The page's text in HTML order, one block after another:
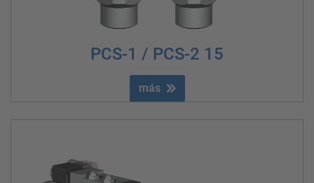
PCS-1 / PCS-2 15
más